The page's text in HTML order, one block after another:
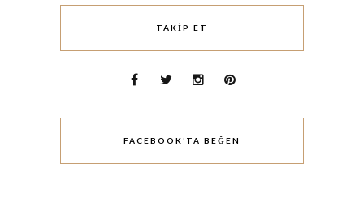
TAKIP ET
FACEBOOK’TA BEĞEN